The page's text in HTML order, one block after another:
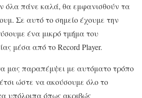
όλα πάνε καλά, θα εμφανισθούν τα
Σε αυτό το σημείο έχουμε την
ένα μικρό τμήμα του
μέσα από το Record Player.
μας παραπέμψει με αυτόματο τρόπο
ώστε να ακούσουμε όλο το
υπόλοιπα όπως ακριβώς